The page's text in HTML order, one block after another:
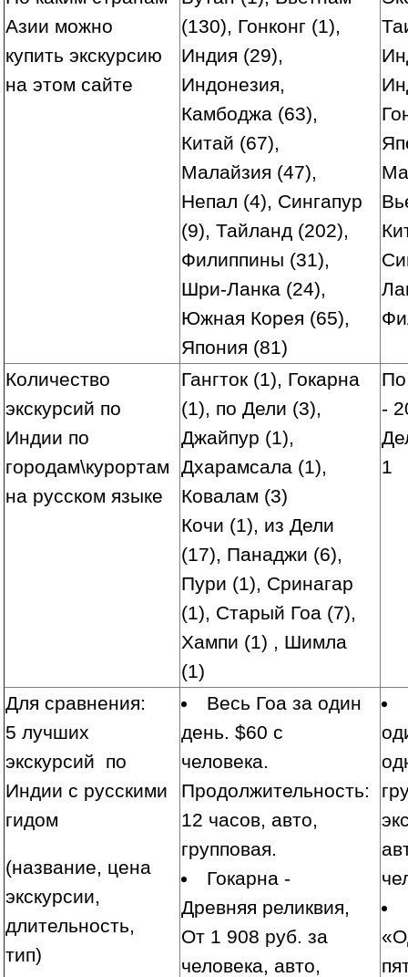
Азии можно
купить экскурсию
на этом сайте
(130), Гонконг (1),
Индия (29),
Индонезия,
Камбоджа (63),
Китай (67),
Малайзия (47),
Непал (4), Сингапур
(9), Тайланд (202),
Филиппины (31),
Шри-Ланка (24),
Южная Корея (65),
Япония (81)
Количество
экскурсий по
Индии по
городам\курортам
на русском языке
Гангток (1), Гокарна
(1), по Дели (3),
Джайпур (1),
Дхарамсала (1),
Ковалам (3)
Кочи (1), из Дели
(17), Панаджи (6),
Пури (1), Сринагар
(1), Старый Гоа (7),
Хампи (1) , Шимла
(1)
-
1
Для сравнения:
5 лучших
экскурсий по
Индии с русскими
гидом
(название, цена
экскурсии,
длительность,
тип)
Весь Гоа за один
день. $60 с
человека.
Продолжительность:
12 часов, авто,
групповая.
Гокарна -
Древняя реликвия,
От 1 908 руб. за
человека, авто,